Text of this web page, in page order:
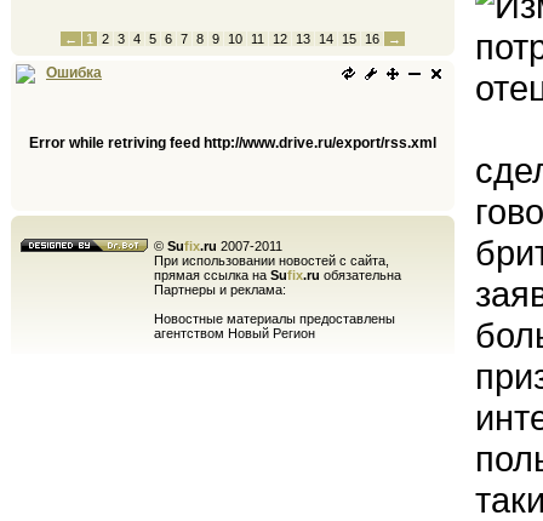
← 1 2 3 4 5 6 7 8 9 10 11 12 13 14 15 16 →
Ошибка
Error while retriving feed http://www.drive.ru/export/rss.xml
© Sufix.ru 2007-2011
При использовании новостей с сайта,
прямая ссылка на Sufix.ru обязательна
Партнеры и реклама:
Новостные материалы предоставлены
агентством Новый Регион